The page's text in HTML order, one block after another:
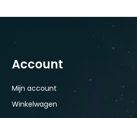
Account
Mijn account
Winkelwagen